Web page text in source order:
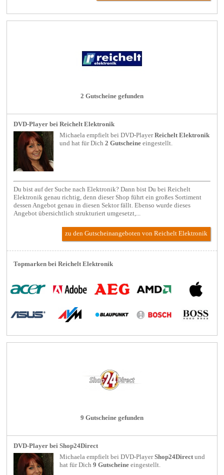
2 Gutscheine gefunden
DVD-Player bei Reichelt Elektronik
Michaela empfielt beiDVD-Player Reichelt Elektronik
und hat für Dich2 Gutscheine eingestellt.
Du bist auf der Suche nach Elektronik? Dann bist Du bei Reichelt
Elektronik genau richtig, denn dieser Shop führt ein großes Sortiment
dessen Angebot genau in diesen Sektor fällt. Ebenso wurde dieses
Angebot übersichtlich strukturiert umgesetzt,...
zu den Gutscheinangeboten von Reichelt Elektronik
Topmarken bei Reichelt Elektronik
9 Gutscheine gefunden
DVD-Player bei Shop24Direct
Michaela empfielt beiDVD-Player Shop24Directund
hat für Dich9 Gutscheine eingestellt.